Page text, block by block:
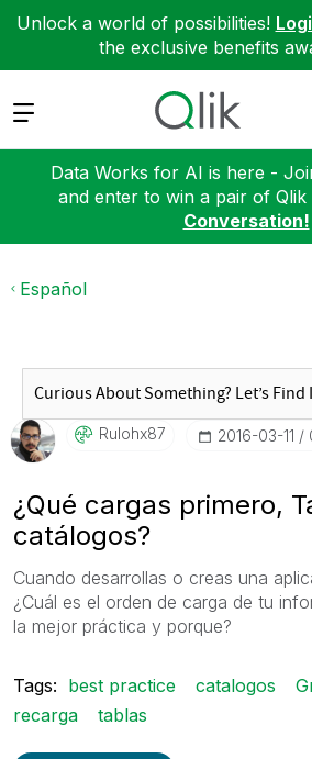
Unlock a world of possibilities!
the exclusive benefits
Expand
Data Works for AI is here -
and enter to win a pair of Qlik
Conversation!
Español
Rulohx87 ‎2016-03-11
¿Qué cargas primero,
catálogos?
Cuando desarrollas o creas una
¿Cuál es el orden de carga de tu
la mejor práctica y porque?
Tags: best practice catalogos
recarga
tablas